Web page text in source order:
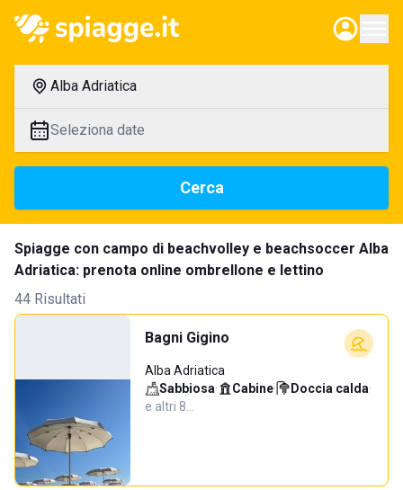
Alba Adriatica
Seleziona date
Cerca
Spiagge con campo di beachvolley e beachsoccer Alba
Adriatica: prenota online ombrellone e lettino
44 Risultati
Bagni Gigino
Alba Adriatica
Sabbiosa· Cabine· Doccia calda·
e altri 8…